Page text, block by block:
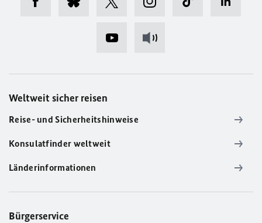
Weltweit sicher reisen
Reise- und Sicherheitshinweise
Konsulatfinder weltweit
Länderinformationen
Bürgerservice